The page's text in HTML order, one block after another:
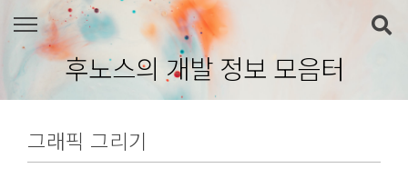
본문 바로가기
후노스의 개발 정보 모음터
그래픽 그리기